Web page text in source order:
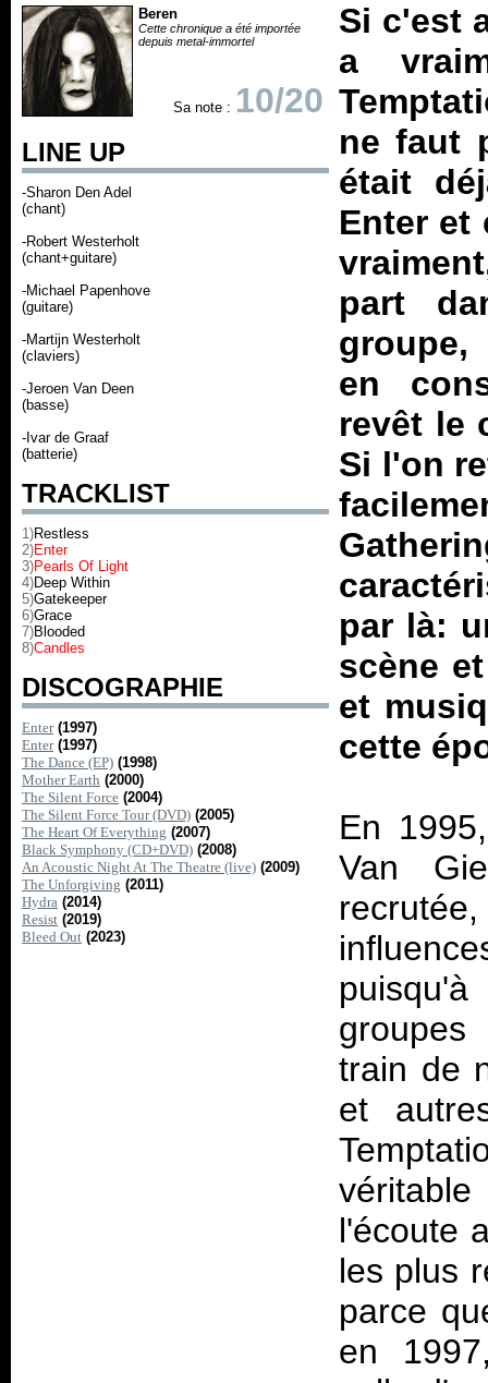
Beren
Cette chronique a été importée
depuis metal-immortel
Sa note : 10/20
LINE UP
-Sharon Den Adel
(chant)
-Robert Westerholt
(chant+guitare)
-Michael Papenhove
(guitare)
-Martijn Westerholt
(claviers)
-Jeroen Van Deen
(basse)
-Ivar de Graaf
(batterie)
TRACKLIST
1)Restless
2)Enter
3)Pearls Of Light
4)Deep Within
5)Gatekeeper
6)Grace
7)Blooded
8)Candles
DISCOGRAPHIE
Enter (1997)
Enter (1997)
The Dance (EP) (1998)
Mother Earth (2000)
The Silent Force (2004)
The Silent Force Tour (DVD) (2005)
The Heart Of Everything (2007)
Black Symphony (CD+DVD) (2008)
An Acoustic Night At The Theatre (live) (2009)
The Unforgiving (2011)
Hydra (2014)
Resist (2019)
Bleed Out (2023)
Si c'est
a
ne faut
était
Enter et
part
en
revêt le
Si l'on
par là:
scène
et
cette
En
Van
train de
et
l'écoute
les plus
parce
en